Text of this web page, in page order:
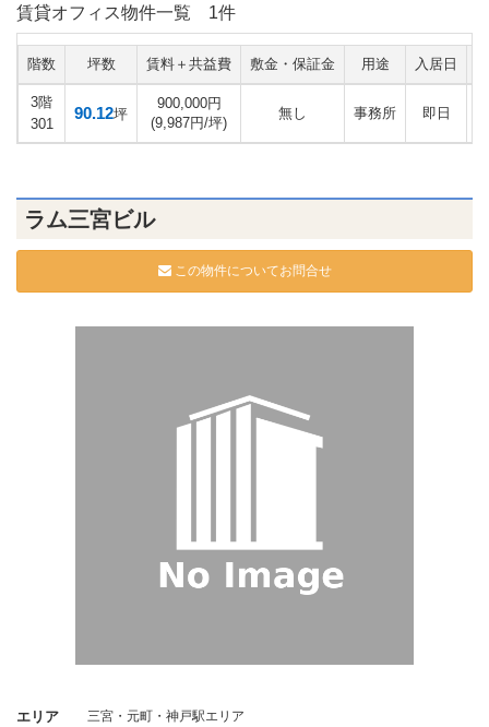
賃貸オフィス物件一覧 1件
階数 坪数 賃料＋共益費 敷金・保証金 用途 入居日
3階
301
90.12坪
900,000円
(9,987円/坪)
無し 事務所 即日
ラム三宮ビル
この物件についてお問合せ
エリア 三宮・元町・神戸駅エリア